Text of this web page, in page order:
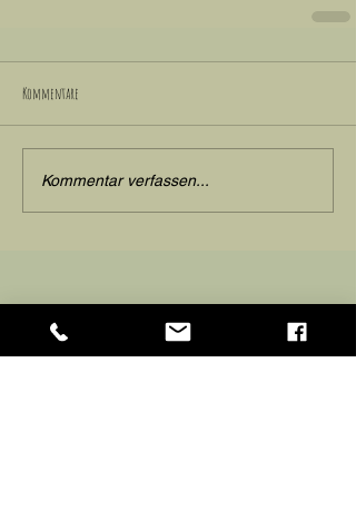
Kommentare
Kommentar verfassen...
Impressum